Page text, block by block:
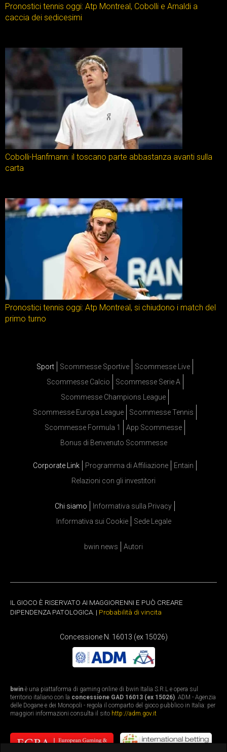
Pronostici tennis oggi: Atp Montreal, Cobolli e Arnaldi a
caccia dei sedicesimi
Cobolli-Hanfmann: il toscano parte abbastanza avanti sulla
carta
Pronostici tennis oggi: Atp Montreal, si chiudono i match del
primo turno
Sport Scommesse Sportive
Scommesse Live
Scommesse Calcio
Scommesse Serie A
Scommesse Champions League
Scommesse Europa League
Scommesse Tennis
Scommesse Formula 1
App Scommesse
Bonus di Benvenuto Scommesse
Corporate Link Programma di Affiliazione
Entain
Relazioni con gli investitori
Chi siamo
Informativa sulla Privacy
Informativa sui Cookie
Sede Legale
bwin news Autori
IL GIOCO È RISERVATO AI MAGGIORENNI E PUÒ CREARE
DIPENDENZA PATOLOGICA. | Probabilità di vincita
Concessione N. 16013 (ex 15026)
bwin è una piattaforma di gaming online di bwin Italia S.R.L e opera sul
territorio italiano con la concessione GAD 16013 (ex 15026). ADM - Agenzia
delle Dogane e dei Monopoli - regola il comparto del gioco pubblico in Italia: per
maggiori informazioni consulta il sito http://adm.gov.it